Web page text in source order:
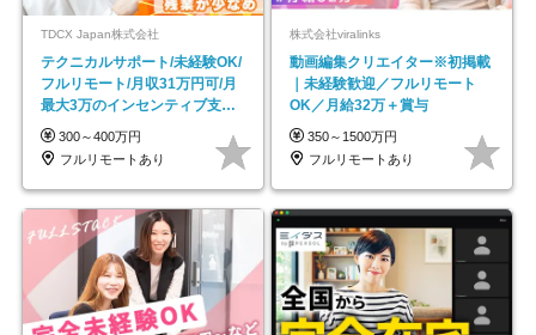
TDCX Japan株式会社
テクニカルサポート/未経験OK/
フルリモート/月収31万円可/月
最大3万のインセンティブ支給/
平均年齢33歳
300～400万円
フルリモートあり
株式会社viralinks
動画編集クリエイター※初掲載
｜未経験歓迎／フルリモート
OK／月給32万＋賞与
350～1500万円
フルリモートあり